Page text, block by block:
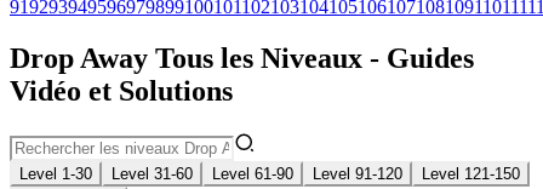
919293949596979899100101102103104105106107108109110111
Drop Away Tous les Niveaux - Guides
Vidéo et Solutions
Level 1-30 Level 31-60 Level 61-90 Level 91-120
Level 121-150